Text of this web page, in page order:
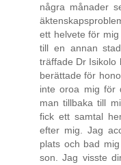
några månader
ett helvete för
till en annan
träffade Dr Isikolo
berättade för
inte oroa mig för
man tillbaka till
fick ett samtal
efter mig. Jag
plats och bad
son. Jag visste